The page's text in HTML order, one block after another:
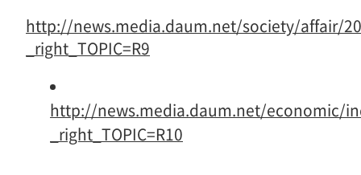
http://news.media.daum.net/society/affair/
_right_TOPIC=R9
http://news.media.daum.net/economic/
_right_TOPIC=R10